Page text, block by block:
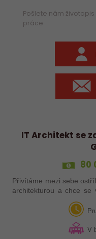
Pošlete nám
práce
IT Architekt se
80
Přivítáme mezi sebe
architekturou a chce se
komunikativního
neformální kultury.…
V